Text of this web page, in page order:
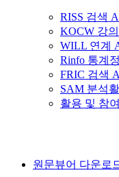
RISS 검색
KOCW 강
WILL 연계
Rinfo 통계
FRIC 검색
SAM 분석
활용 및 참
원문뷰어 다운로